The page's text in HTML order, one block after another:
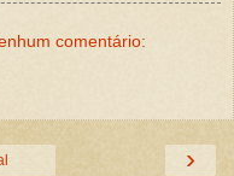
comentário:
›